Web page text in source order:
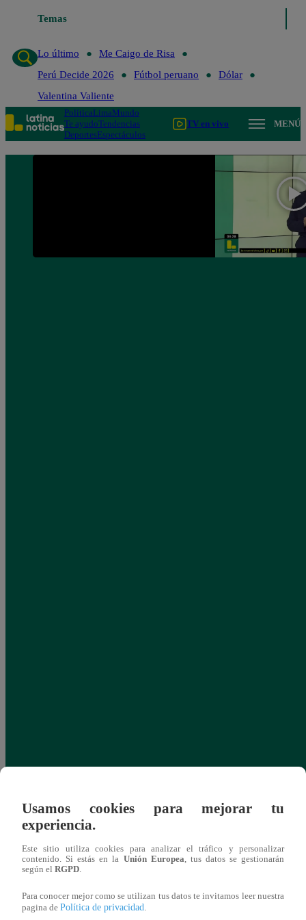
Temas
Lo último
Me Caigo de Risa
Perú Decide 2026
Fútbol peruano
Dólar
Valentina Valiente
PolíticaLimaMundo
Te ayudoTendencias
DeportesEspectáculos
TV en vivo MENÚ
Usamos cookies para mejorar tu
experiencia.
Este sitio utiliza cookies para analizar el tráfico y personalizar
contenido. Si estás en la Unión Europea, tus datos se gestionarán
según el RGPD.
Para conocer mejor como se utilizan tus datos te invitamos leer nuestra
pagina de Política de privacidad.